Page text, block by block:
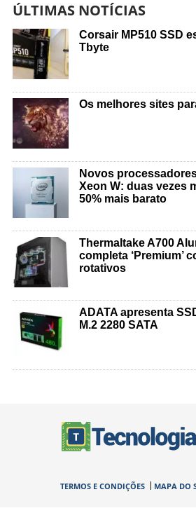
ÚLTIMAS NOTÍCIAS
Corsair MP510 SSD
Tbyte
Os melhores sites
Novos
Xeon W: duas vezes
50% mais barato
Thermaltake A700
completa ‘Premium’
rotativos
ADATA apresenta
M.2 2280 SATA
TERMOS E CONDIÇÕES MAPA DO